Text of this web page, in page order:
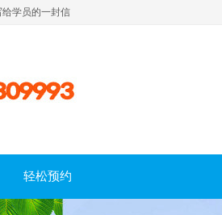
给学员的一封信
轻松预约